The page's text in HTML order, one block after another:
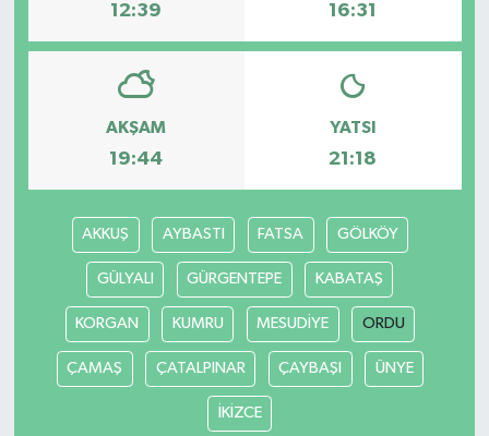
12:39 16:31
AKŞAM
19:44
YATSI
21:18
AKKUŞ AYBASTI FATSA GÖLKÖY
GÜLYALI GÜRGENTEPE KABATAŞ
KORGAN KUMRU MESUDİYE ORDU
ÇAMAŞ ÇATALPINAR ÇAYBAŞI ÜNYE
İKİZCE
Yurttan